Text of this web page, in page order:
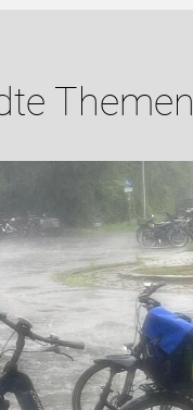
Themen